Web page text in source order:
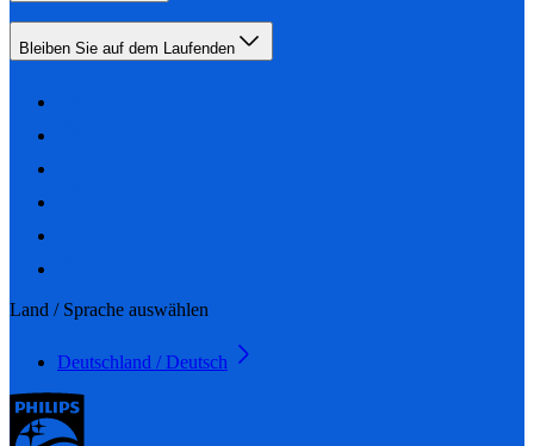
Bleiben Sie auf dem Laufenden
Land / Sprache auswählen
Deutschland / Deutsch